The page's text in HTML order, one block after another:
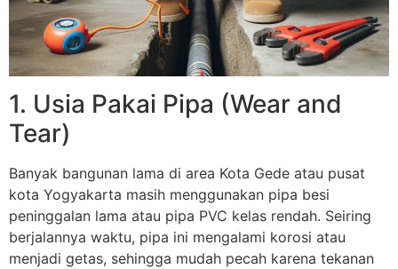
1. Usia Pakai Pipa (Wear and
Tear)
Banyak bangunan lama di area Kota Gede atau pusat
kota Yogyakarta masih menggunakan pipa besi
peninggalan lama atau pipa PVC kelas rendah. Seiring
berjalannya waktu, pipa ini mengalami korosi atau
menjadi getas, sehingga mudah pecah karena tekanan